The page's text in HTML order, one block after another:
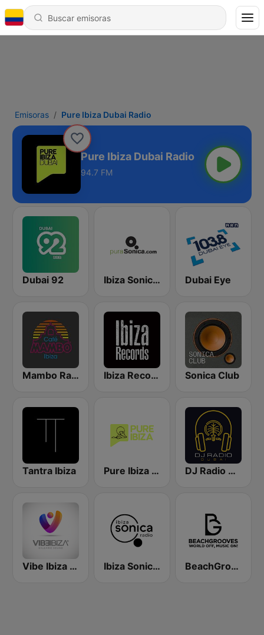
Emisoras Pure Ibiza Dubai Radio
Pure Ibiza Dubai Radio
94.7 FM
Dubai 92 Ibiza Sonica - puraSonica.com Dubai Eye
Mambo Radio Ibiza Records Sonica Club
Tantra Ibiza Pure Ibiza Radio DJ Radio Dubai
Vibe Ibiza Radio Ibiza Sonica Radio BeachGrooves Radio